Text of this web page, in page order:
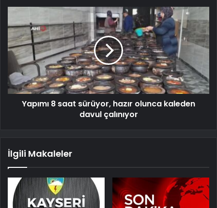
Yapımı 8 saat sürüyor, hazır olunca kaleden
davul çalınıyor
İlgili Makaleler